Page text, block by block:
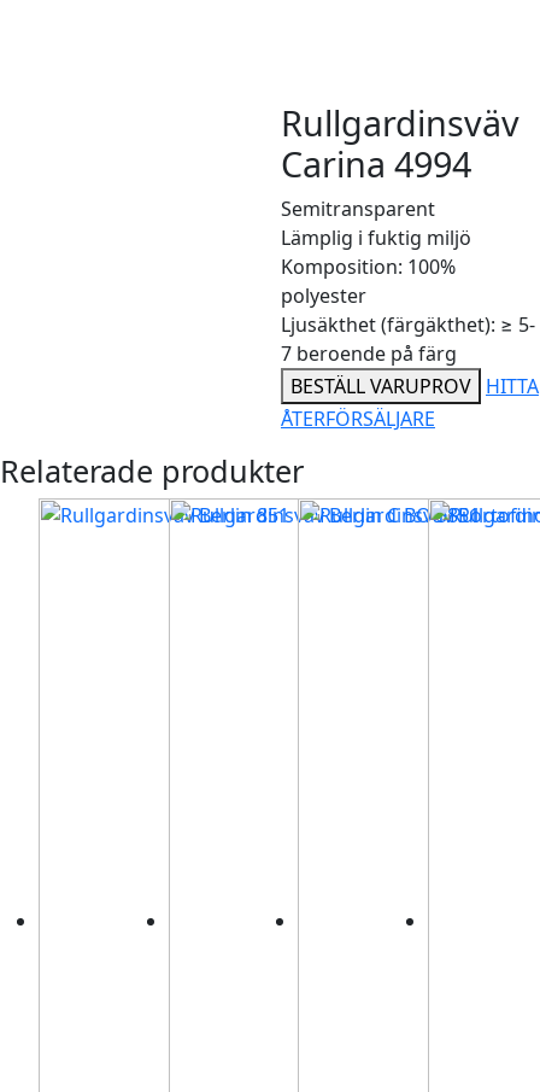
Rullgardinsväv
Carina 4994
Semitransparent
Lämplig i fuktig miljö
Komposition: 100%
polyester
Ljusäkthet (färgäkthet): ≥ 5-
7 beroende på färg
BESTÄLL VARUPROV HITTA
ÅTERFÖRSÄLJARE
Relaterade produkter